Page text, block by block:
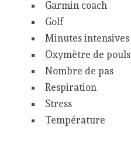
Garmin coach
Golf
Minutes intensives
Oxymètre de pouls
Nombre de pas
Respiration
Stress
Température